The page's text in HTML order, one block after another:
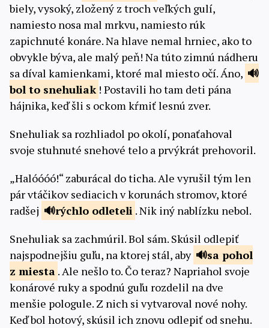
biely, vysoký, zložený z troch veľkých gulí,
namiesto nosa mal mrkvu, namiesto rúk
zapichnuté konáre. Na hlave nemal hrniec, ako to
obvykle býva, ale malý peň! Na túto zimnú nádheru
sa díval kamienkami, ktoré mal miesto očí. Áno,
bol to snehuliak ! Postavili ho tam deti pána
hájnika, keď šli s ockom kŕmiť lesnú zver.
Snehuliak sa rozhliadol po okolí, ponaťahoval
svoje stuhnuté snehové telo a prvýkrát prehovoril.
„Halóóóó!“ zaburácal do ticha. Ale vyrušil tým len
pár vtáčikov sediacich v korunách stromov, ktoré
radšej
rýchlo odleteli . Nik iný nablízku nebol.
Snehuliak sa zachmúril. Bol sám. Skúsil odlepiť
najspodnejšiu guľu, na ktorej stál, aby
sa pohol
z miesta . Ale nešlo to. Čo teraz? Napriahol svoje
konárové ruky a spodnú guľu rozdelil na dve
menšie pologule. Z nich si vytvaroval nové nohy.
Keď bol hotový, skúsil ich znovu odlepiť od snehu.